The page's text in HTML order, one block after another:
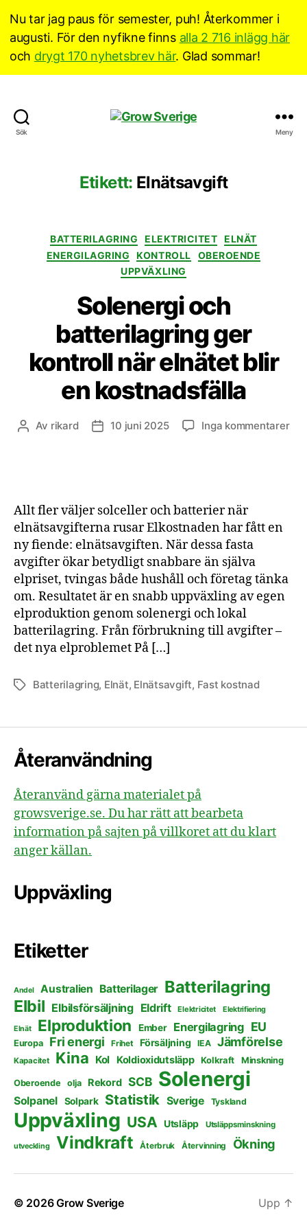
Nu tar jag paus för semester, puh! Återkommer i
augusti. För den nyfikne finns alla 2 716 inlägg här
och drygt 170 nyhetsbrev här. Glad sommar!
Sök Meny
Etikett: Elnätsavgift
Kategorier
BATTERILAGRING ELEKTRICITET
ELNÄT
ENERGILAGRING
KONTROLL
OBEROENDE
UPPVÄXLING
Solenergi och
batterilagring ger
kontroll när elnätet blir
en kostnadsfälla
Inläggsförfattare
Av rikard Inläggsdatum
10 juni 2025 Inga kommentarertill
Allt fler väljer solceller och batterier när
elnätsavgifterna rusar Elkostnaden har fått en
ny fiende: elnätsavgiften. När dessa fasta
avgifter ökar betydligt snabbare än själva
elpriset, tvingas både hushåll och företag tänka
om. Resultatet är en snabb uppväxling av egen
elproduktion genom solenergi och lokal
batterilagring. Från förbrukning till avgifter –
det nya elproblemet På […]
EtiketterBatterilagring, Elnät, Elnätsavgift, Fast kostnad
Återanvändning
Återanvänd gärna materialet på
growsverige.se. Du har rätt att bearbeta
information på sajten på villkoret att du klart
anger källan.
Uppväxling
Etiketter
Andel Australien Batterilager Batterilagring
Elbil Elbilsförsäljning Eldrift Elektricitet Elektrifiering
Elnät Elproduktion Ember Energilagring EU
Europa Fri energi Frihet Försäljning IEA Jämförelse
Kapacitet Kina Kol Koldioxidutsläpp Kolkraft Minskning
Oberoende olja Rekord SCB Solenergi
Solpanel Solpark Statistik Sverige Tyskland
Uppväxling USA Utsläpp Utsläppsminskning
utveckling Vindkraft Återbruk Återvinning Ökning
© 2026Grow Sverige Upp ↑